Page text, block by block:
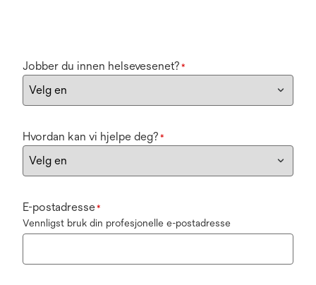
Jobber du innen helsevesenet? *
Hvordan kan vi hjelpe deg? *
E-postadresse*
Vennligst bruk din profesjonelle e-postadresse